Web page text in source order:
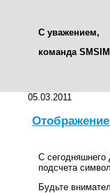
С уважением,
команда
05.03.2011
С сегодняшнего
подсчета
Будьте